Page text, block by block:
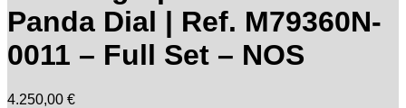
Panda Dial | Ref. M79360N-
0011 – Full Set – NOS
4.250,00 €